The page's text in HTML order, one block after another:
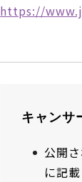
https://
キャンサ
公開
に記